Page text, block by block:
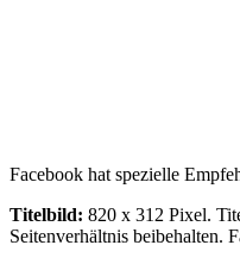
Facebook hat spezielle
Titelbild: 820 x 312 Pixel.
Seitenverhältnis beibehalten.